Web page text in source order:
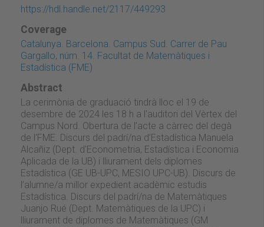
https://hdl.handle.net/2117/449293
Coverage
Catalunya. Barcelona. Campus Sud. Carrer de Pau
Gargallo, núm. 14. Facultat de Matemàtiques i
Estadística (FME)
Abstract
La cerimònia de graduació tindrà lloc el 19 de
desembre de 2024 les 18 h a l'auditori del Vèrtex del
Campus Nord. Obertura de l’acte a càrrec del degà
de l'FME. Discurs del padrí/na d’Estadística Manuela
Alcañiz (Dept. d'Econometria, Estadística i Economia
Aplicada de la UB) i lliurament dels diplomes
Estadística (GE UB-UPC, MESIO UPC-UB). Discurs de
l’alumne/a millor expedient acadèmic estudis
Estadística. Discurs del padrí/na de Matemàtiques
Juanjo Rué (Dept. Matemàtiques de la UPC) i
lliurament de diplomes de Matemàtiques (GM